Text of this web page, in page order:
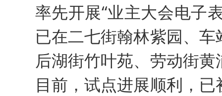
率先开展“业主大会电子
已在二七街翰林紫园、
后湖街竹叶苑、劳动街
目前，试点进展顺利，